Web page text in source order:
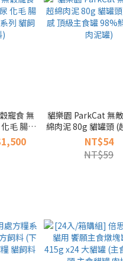
寵食 無
毛 腸胃
貓飼料
貓樂園 ParkCat 無
綿肉泥 80g 貓罐頭 (
頂級主食罐 98%鮮
泥罐)
NT$54
NT$59